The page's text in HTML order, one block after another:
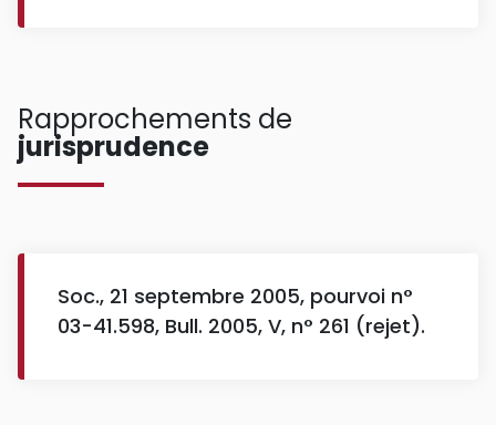
Rapprochements de
jurisprudence
Soc., 21 septembre 2005, pourvoi n°
03-41.598, Bull. 2005, V, n° 261 (rejet).